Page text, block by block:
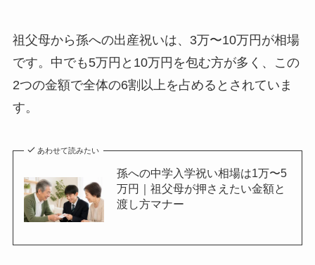
祖父母から孫への出産祝いは、3万〜10万円が相場
です。中でも5万円と10万円を包む方が多く、この
2つの金額で全体の6割以上を占めるとされていま
す。
あわせて読みたい
孫への中学入学祝い相場は1万〜5
万円｜祖父母が押さえたい金額と
渡し方マナー